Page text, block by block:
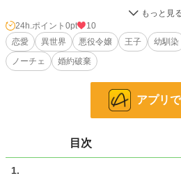
当然、激怒すると思ったアンナだけれど、
フィリス王子は思いの他乗り気で……？！
※この物語はフィクションです。
228,747 位 / 228,747 件
24h.ポイント 0pt
10
恋愛
異世界 悪役令嬢 王子 幼馴染
ノーチェ
婚約破棄
アプリ
目次
1.